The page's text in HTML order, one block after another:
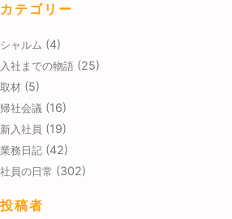
カテゴリー
シャルム (4)
入社までの物語 (25)
取材 (5)
帰社会議 (16)
新入社員 (19)
業務日記 (42)
社員の日常 (302)
投稿者